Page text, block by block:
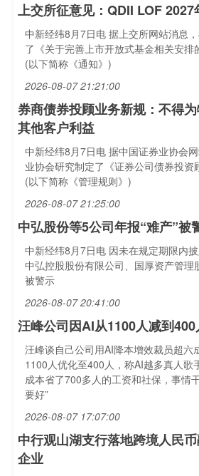
上交所征意见：QDII LOF
中新经纬8月7日电 据上交所网站消息
了《关于完善上市开放式基金相关安排
(以下简称《通知》)
2026-08-07 21:21:00
券商债券投顾业务新规：不得
其他客户利益
中新经纬8月7日电 据中国证券业协会
业协会研究制定了《证券公司债券投资
(以下简称《管理规则》)
2026-08-07 21:25:00
中弘股份等5公司年报“难产”被
中新经纬8月7日电 因未在规定期限内
中弘控股股份有限公司、国厚资产管理
被警示
2026-08-07 20:41:00
汪峰公司因AI从1100人减到400
汪峰谈自己公司用AI降本增效裁员超六
1100人优化至400人，称AI越多真人歌
成本省了700多人的工资和社保，事情
要好”
2026-08-07 17:07:00
中行观山湖支行落地跨境人民
企业